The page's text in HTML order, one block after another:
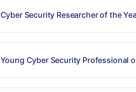
Cyber Security Researcher of the
Young Cyber Security Professional